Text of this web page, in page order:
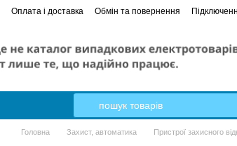
Оплата і доставка Обмін та повернення
Головна Захист, автоматика Пристрої захисного